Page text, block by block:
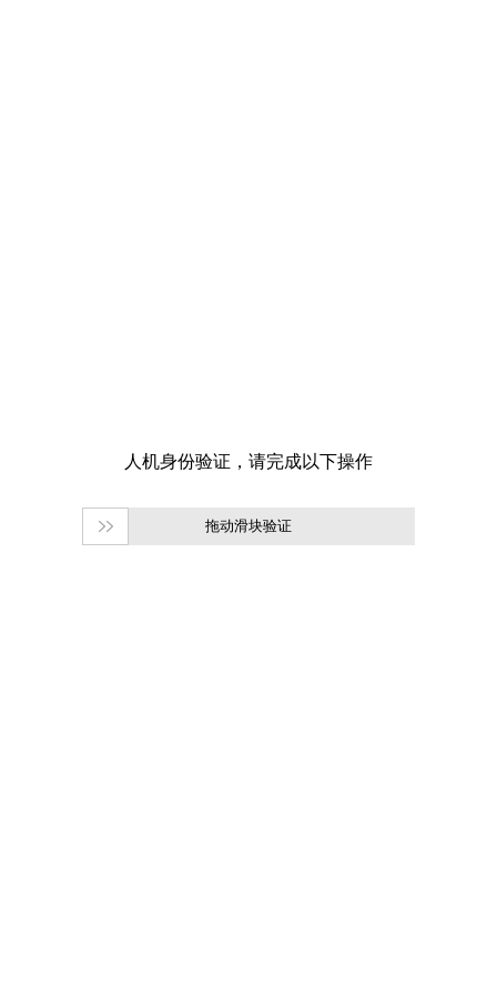
拖动滑块验证